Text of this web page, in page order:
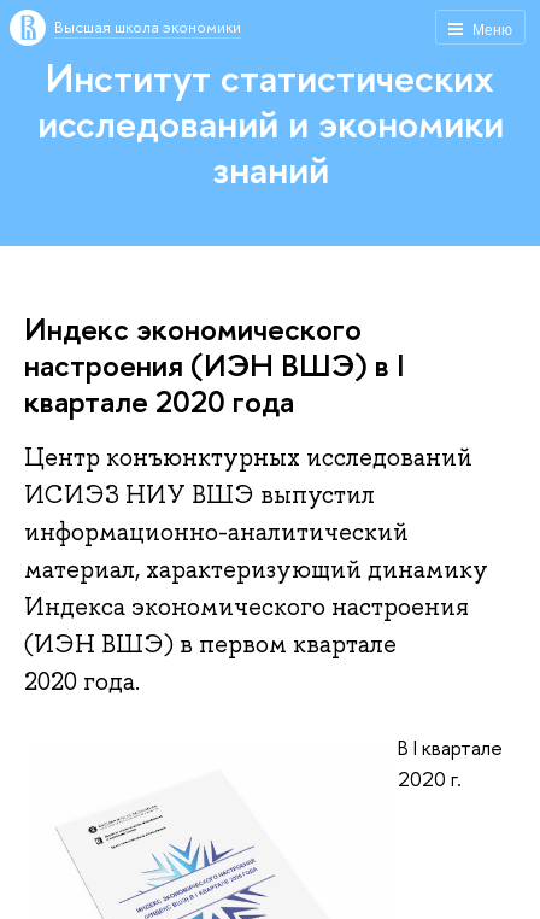
Меню
Высшая школа экономики
Институт статистических
исследований и экономики
знаний
Индекс экономического
настроения (ИЭН ВШЭ) в I
квартале 2020 года
Центр конъюнктурных исследований
ИСИЭЗ НИУ ВШЭ выпустил
информационно-аналитический
материал, характеризующий динамику
Индекса экономического настроения
(ИЭН ВШЭ) в первом квартале
2020 года.
В I квартале
2020 г.